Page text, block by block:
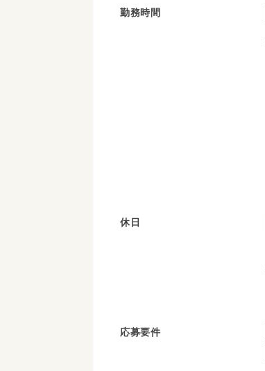
勤務時間
休日
応募要件